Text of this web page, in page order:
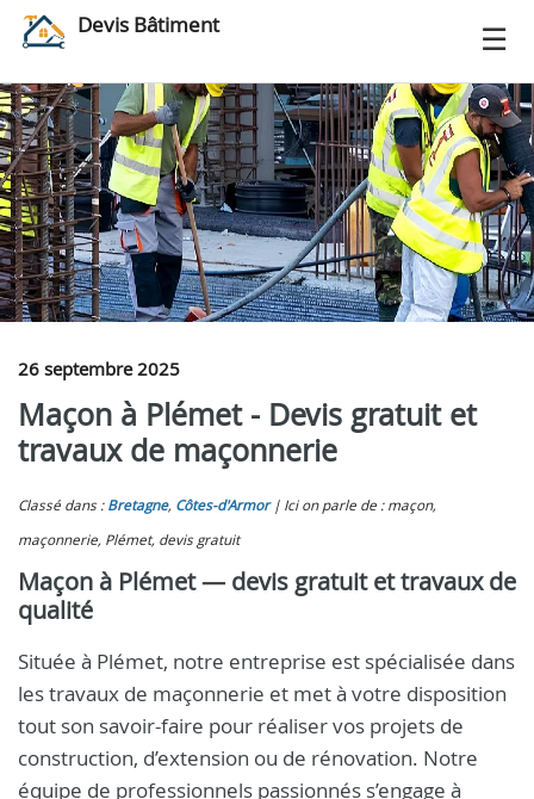
Devis Bâtiment
26 septembre 2025
Maçon à Plémet - Devis gratuit et
travaux de maçonnerie
Classé dans : Bretagne, Côtes-d'Armor
Ici on parle de : maçon,
maçonnerie, Plémet, devis gratuit
Maçon à Plémet — devis gratuit et travaux de
qualité
Située à Plémet, notre entreprise est spécialisée dans
les travaux de maçonnerie et met à votre disposition
tout son savoir-faire pour réaliser vos projets de
construction, d’extension ou de rénovation. Notre
équipe de professionnels passionnés s’engage à